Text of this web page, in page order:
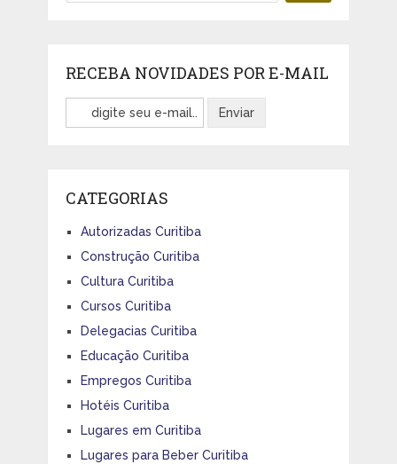
RECEBA NOVIDADES POR E-MAIL
CATEGORIAS
Autorizadas Curitiba
Construção Curitiba
Cultura Curitiba
Cursos Curitiba
Delegacias Curitiba
Educação Curitiba
Empregos Curitiba
Hotéis Curitiba
Lugares em Curitiba
Lugares para Beber Curitiba